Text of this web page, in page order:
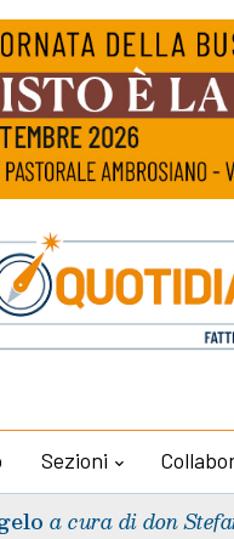
Sezioni
a cura di don